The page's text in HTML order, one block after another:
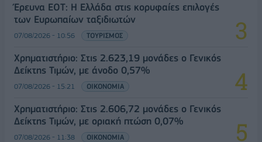
Έρευνα ΕΟΤ: Η Ελλάδα στις κορυφαίες επιλογές
των Ευρωπαίων ταξιδιωτών
07/08/2026 - 10:56 ΤΟΥΡΙΣΜΟΣ
Χρηματιστήριο: Στις 2.623,19 μονάδες ο Γενικός
Δείκτης Τιμών, με άνοδο 0,57%
07/08/2026 - 15:21 ΟΙΚΟΝΟΜΙΑ
Χρηματιστήριο: Στις 2.606,72 μονάδες ο Γενικός
Δείκτης Τιμών, με οριακή πτώση 0,07%
07/08/2026 - 11:38 ΟΙΚΟΝΟΜΙΑ